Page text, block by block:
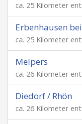
ca. 25 Kilometer
Erbenhausen
ca. 25 Kilometer
Melpers
ca. 26 Kilometer
Diedorf / Rhön
ca. 26 Kilometer